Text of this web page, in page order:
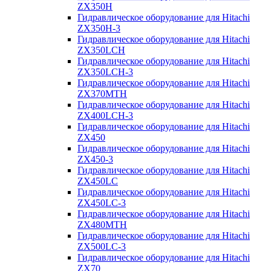
ZX350H
Гидравлическое оборудование для Hitachi
ZX350H-3
Гидравлическое оборудование для Hitachi
ZX350LCH
Гидравлическое оборудование для Hitachi
ZX350LCH-3
Гидравлическое оборудование для Hitachi
ZX370MTH
Гидравлическое оборудование для Hitachi
ZX400LCH-3
Гидравлическое оборудование для Hitachi
ZX450
Гидравлическое оборудование для Hitachi
ZX450-3
Гидравлическое оборудование для Hitachi
ZX450LC
Гидравлическое оборудование для Hitachi
ZX450LC-3
Гидравлическое оборудование для Hitachi
ZX480MTH
Гидравлическое оборудование для Hitachi
ZX500LC-3
Гидравлическое оборудование для Hitachi
ZX70